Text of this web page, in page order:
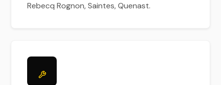
Rebecq Rognon, Saintes, Quenast.